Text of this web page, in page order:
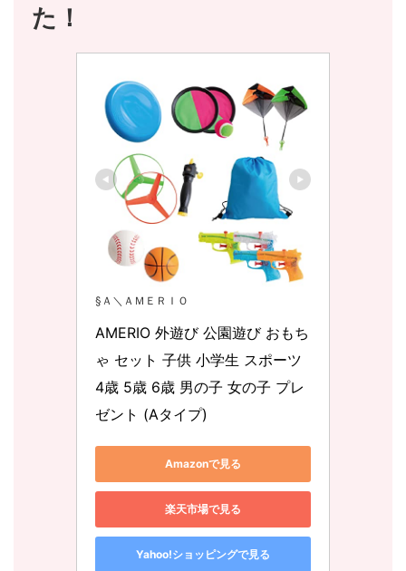
た！
§Ａ＼ＡＭＥＲＩＯ
AMERIO 外遊び 公園遊び おもち
ゃ セット 子供 小学生 スポーツ
4歳 5歳 6歳 男の子 女の子 プレ
ゼント (Aタイプ)
Amazonで見る
楽天市場で見る
Yahoo!ショッピングで見る